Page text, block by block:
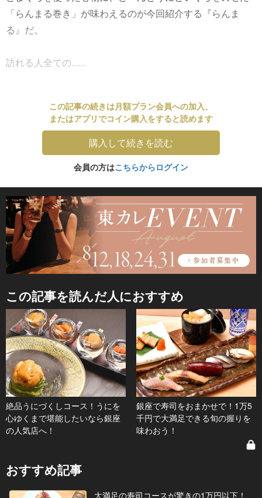
「らんまる巻き」が味わえるのが今回紹介する『らんま
る』だ。
訪れる人全ての......
この記事の続きは月額プラン会員への加入、
またはアプリでコイン購入をすると読めます
購入して続きを読む
会員の方はこちらからログイン
この記事を読んだ人におすすめ
絶品うにづくしコース！うにを
心ゆくまで堪能したいなら銀座
の人気店へ！
銀座で寿司をおまかせで！1万5
千円で大満足できる旬の握りを
味わおう！
おすすめ記事
大満足の寿司コースが驚きの1万円以下！